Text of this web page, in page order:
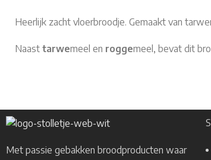
Heerlijk zacht vloerbroodje. Gemaakt van
Naast tarwemeel en roggemeel, bevat dit
Met passie gebakken broodproducten waar